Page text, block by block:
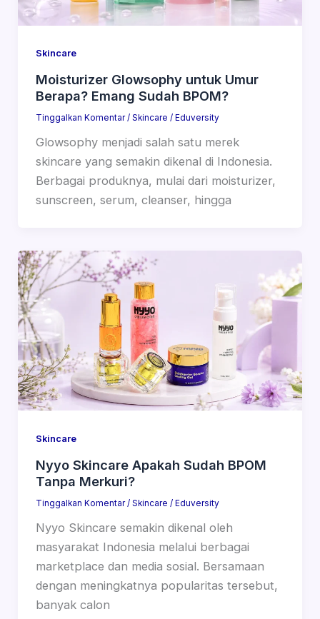
Skincare
Moisturizer Glowsophy untuk Umur
Berapa? Emang Sudah BPOM?
Tinggalkan Komentar / Skincare / Eduversity
Glowsophy menjadi salah satu merek
skincare yang semakin dikenal di Indonesia.
Berbagai produknya, mulai dari moisturizer,
sunscreen, serum, cleanser, hingga
Skincare
Nyyo Skincare Apakah Sudah BPOM
Tanpa Merkuri?
Tinggalkan Komentar / Skincare / Eduversity
Nyyo Skincare semakin dikenal oleh
masyarakat Indonesia melalui berbagai
marketplace dan media sosial. Bersamaan
dengan meningkatnya popularitas tersebut,
banyak calon